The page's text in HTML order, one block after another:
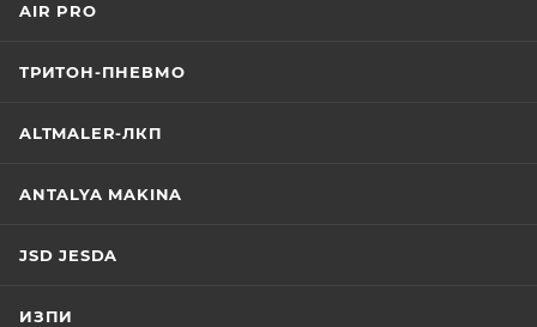
AIR PRO
ТРИТОН-ПНЕВМО
ALTMALER-ЛКП
ANTALYA MAKINA
JSD JESDA
ИЗПИ